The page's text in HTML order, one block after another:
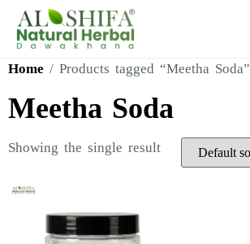
Home / Products tagged “Meetha Soda”
Meetha Soda
Showing the single result